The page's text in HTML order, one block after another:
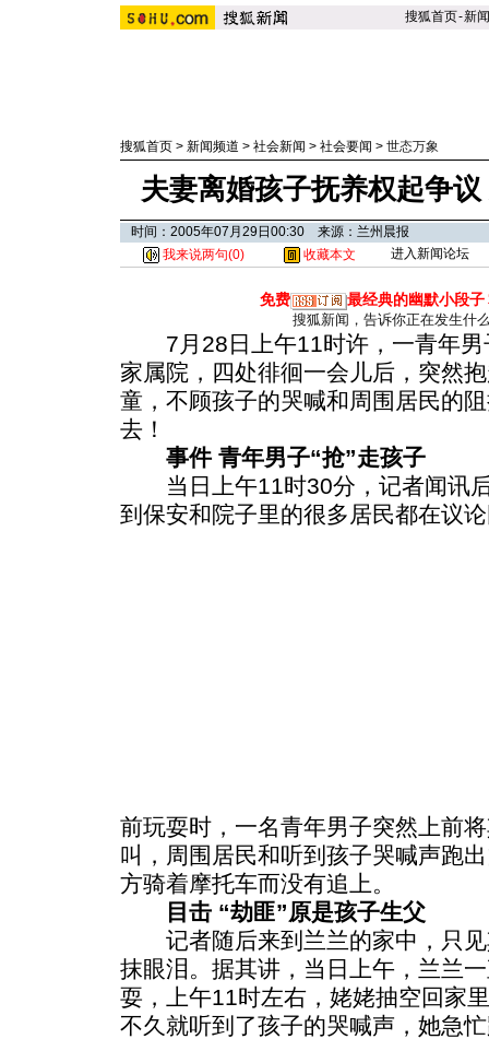
搜狐首页-新闻
搜狐首页 > 新闻频道 > 社会新闻 > 社会要闻 > 世态万象
夫妻离婚孩子抚养权起争
时间：2005年07月29日00:30 来源：兰州晨报
我来说两句(0) 收藏本文 进入新闻论坛
免费 最经典的幽默小段子
搜狐新闻，告诉你正在发生什
7月28日上午11时许，一青年男
家属院，四处徘徊一会儿后，突然
童，不顾孩子的哭喊和周围居民的
去！
事件 青年男子“抢”走孩子
当日上午11时30分，记者闻讯后
到保安和院子里的很多居民都在议
前玩耍时，一名青年男子突然上前
叫，周围居民和听到孩子哭喊声跑
方骑着摩托车而没有追上。
目击 “劫匪”原是孩子生父
记者随后来到兰兰的家中，只见
抹眼泪。据其讲，当日上午，兰兰
耍，上午11时左右，姥姥抽空回家
不久就听到了孩子的哭喊声，她急